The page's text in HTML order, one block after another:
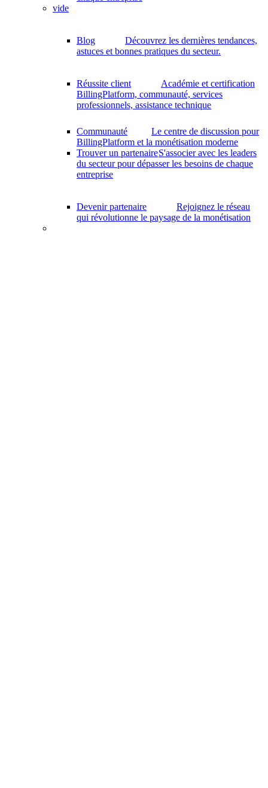
vide
Blog
Découvrez les dernières tendances,
astuces et bonnes pratiques du secteur.
Réussite client
Académie et certification
BillingPlatform, communauté, services
professionnels, assistance technique
Communauté
Le centre de discussion pour
BillingPlatform et la monétisation moderne
Trouver un partenaireS'associer avec les leaders
du secteur pour dépasser les besoins de chaque
entreprise
Devenir partenaire
Rejoignez le réseau
qui révolutionne le paysage de la monétisation